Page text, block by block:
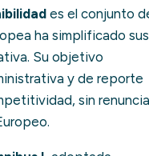
es el conjunto
ha simplificado sus
Su objetivo
y de reporte
sin